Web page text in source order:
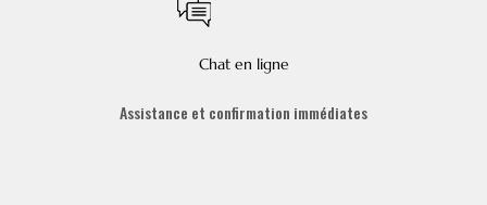
Chat en ligne
Assistance et confirmation immédiates